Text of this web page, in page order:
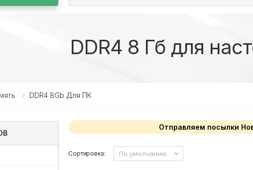
DDR4 8 Гб для
DDR4 8Gb Для ПК
Отправляем посылки
Сортировка: